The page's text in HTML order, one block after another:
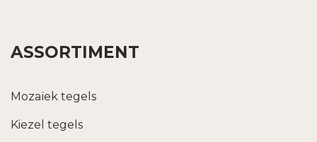
ASSORTIMENT
Mozaïek tegels
Kiezel tegels